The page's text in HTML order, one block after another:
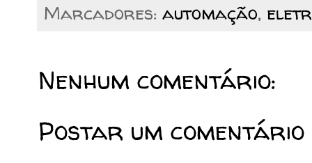
Marcadores: automação,
Nenhum comentário:
Postar um comentário